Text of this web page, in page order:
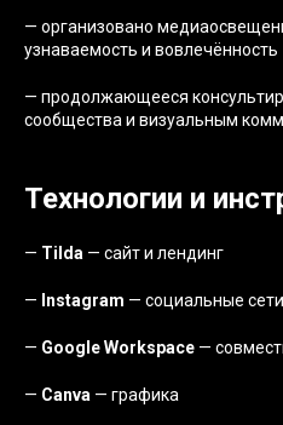
— организовано
узнаваемость и вовлечённость
— продолжающееся
сообщества и визуальным
Технологии и
— Tilda — сайт и лендинг
— Instagram — социальные сети
— Google Workspace —
— Canva — графика